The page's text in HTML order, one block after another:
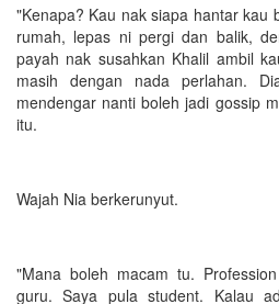
"Kenapa? Kau nak siapa hantar kau
rumah, lepas ni pergi dan balik,
payah nak susahkan Khalil ambil
masih dengan nada perlahan.
mendengar nanti boleh jadi gossip
itu.
Wajah Nia berkerunyut.
"Mana boleh macam tu.
guru. Saya pula student. Kalau